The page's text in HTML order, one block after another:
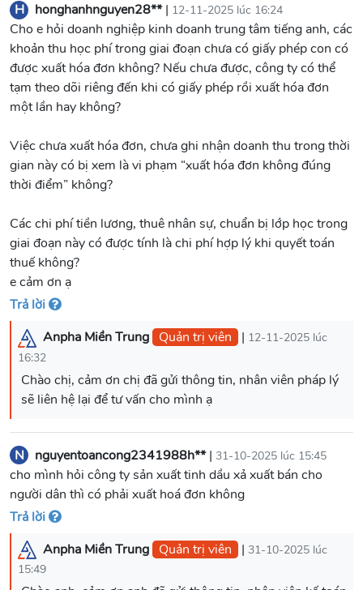
H honghanhnguyen28**| 12-11-2025 lúc 16:24
Cho e hỏi doanh nghiệp kinh doanh trung tâm tiếng anh, các
khoản thu học phí trong giai đoạn chưa có giấy phép con có
được xuất hóa đơn không? Nếu chưa được, công ty có thể
tạm theo dõi riêng đến khi có giấy phép rồi xuất hóa đơn
một lần hay không?
Việc chưa xuất hóa đơn, chưa ghi nhận doanh thu trong thời
gian này có bị xem là vi phạm “xuất hóa đơn không đúng
thời điểm” không?
Các chi phí tiền lương, thuê nhân sự, chuẩn bị lớp học trong
giai đoạn này có được tính là chi phí hợp lý khi quyết toán
thuế không?
e cảm ơn ạ
Trả lời
Anpha Miền Trung Quản trị viên | 12-11-2025 lúc
16:32
Chào chị, cảm ơn chị đã gửi thông tin, nhân viên pháp lý
sẽ liên hệ lại để tư vấn cho mình ạ
N nguyentoancong2341988h**| 31-10-2025 lúc 15:45
cho mình hỏi công ty sản xuất tinh dầu xả xuất bán cho
người dân thì có phải xuất hoá đơn không
Trả lời
Anpha Miền Trung Quản trị viên | 31-10-2025 lúc
15:49